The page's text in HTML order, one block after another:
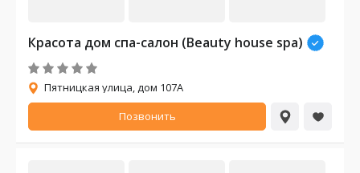
Красота дом спа-салон (Beauty house spa)
Пятницкая улица, дом 107А
Позвонить